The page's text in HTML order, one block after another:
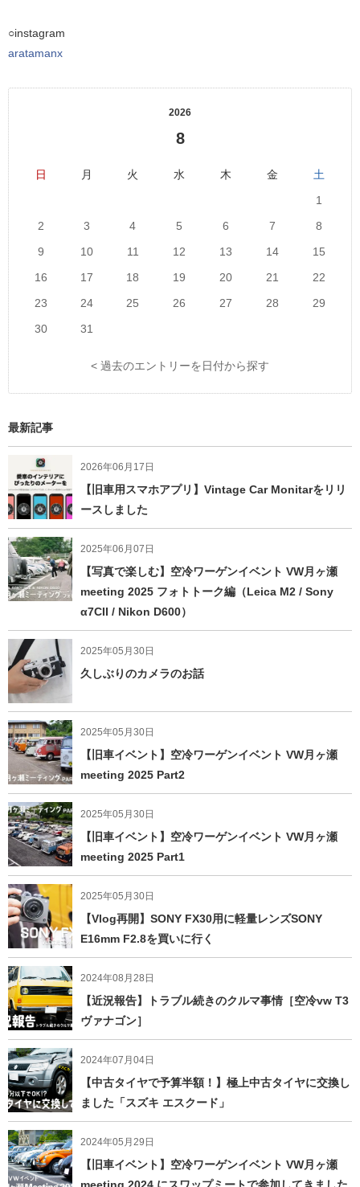
○instagram
aratamanx
2026
8
日 月 火 水 木 金
土
1
2
3 4 5 6 7
8
9
10 11 12 13 14
15
16
17 18 19 20 21
22
23
24 25 26 27 28
29
30
31
< 過去のエントリーを日付から探す
最新記事
2026年06月17日
【旧車用スマホアプリ】Vintage Car Monitarをリリ
ースしました
2025年06月07日
【写真で楽しむ】空冷ワーゲンイベント VW月ヶ瀬
meeting 2025 フォトトーク編（Leica M2 / Sony
α7CII / Nikon D600）
2025年05月30日
久しぶりのカメラのお話
2025年05月30日
【旧車イベント】空冷ワーゲンイベント VW月ヶ瀬
meeting 2025 Part2
2025年05月30日
【旧車イベント】空冷ワーゲンイベント VW月ヶ瀬
meeting 2025 Part1
2025年05月30日
【Vlog再開】SONY FX30用に軽量レンズSONY
E16mm F2.8を買いに行く
2024年08月28日
【近況報告】トラブル続きのクルマ事情［空冷vw T3
ヴァナゴン］
2024年07月04日
【中古タイヤで予算半額！】極上中古タイヤに交換し
ました「スズキ エスクード」
2024年05月29日
【旧車イベント】空冷ワーゲンイベント VW月ヶ瀬
meeting 2024 にスワップミートで参加してきました